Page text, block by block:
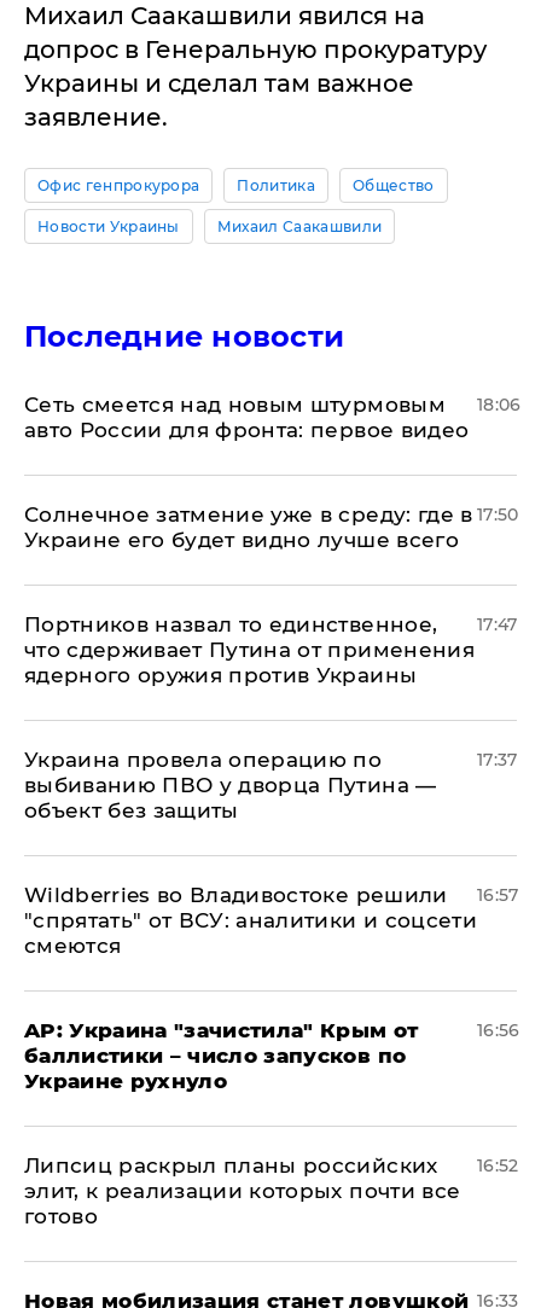
Михаил Саакашвили явился на
допрос в Генеральную прокуратуру
Украины и сделал там важное
заявление.
Офис генпрокурора Политика Общество
Новости Украины Михаил Саакашвили
Последние новости
Сеть смеется над новым штурмовым
авто России для фронта: первое видео
18:06
​Солнечное затмение уже в среду: где в
Украине его будет видно лучше всего
17:50
Портников назвал то единственное,
что сдерживает Путина от применения
ядерного оружия против Украины
17:47
Украина провела операцию по
выбиванию ПВО у дворца Путина —
объект без защиты
17:37
Wildberries во Владивостоке решили
"спрятать" от ВСУ: аналитики и соцсети
смеются
16:57
AP: Украина "зачистила" Крым от
баллистики – число запусков по
Украине рухнуло
16:56
Липсиц раскрыл планы российских
элит, к реализации которых почти все
готово
16:52
​Новая мобилизация станет ловушкой 16:33